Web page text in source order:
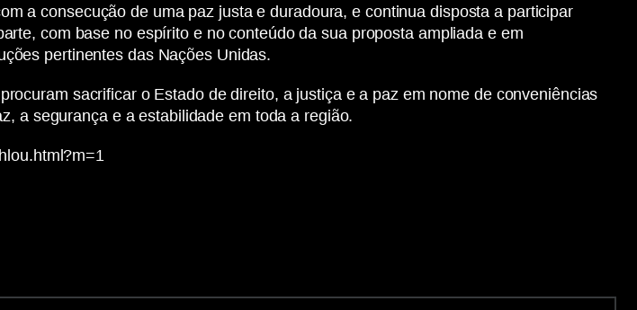
a consecução de uma paz justa e duradoura, e continua disposta a participar
com base no espírito e no conteúdo da sua proposta ampliada e em
pertinentes das Nações Unidas.
sacrificar o Estado de direito, a justiça e a paz em nome de conveniências
a segurança e a estabilidade em toda a região.